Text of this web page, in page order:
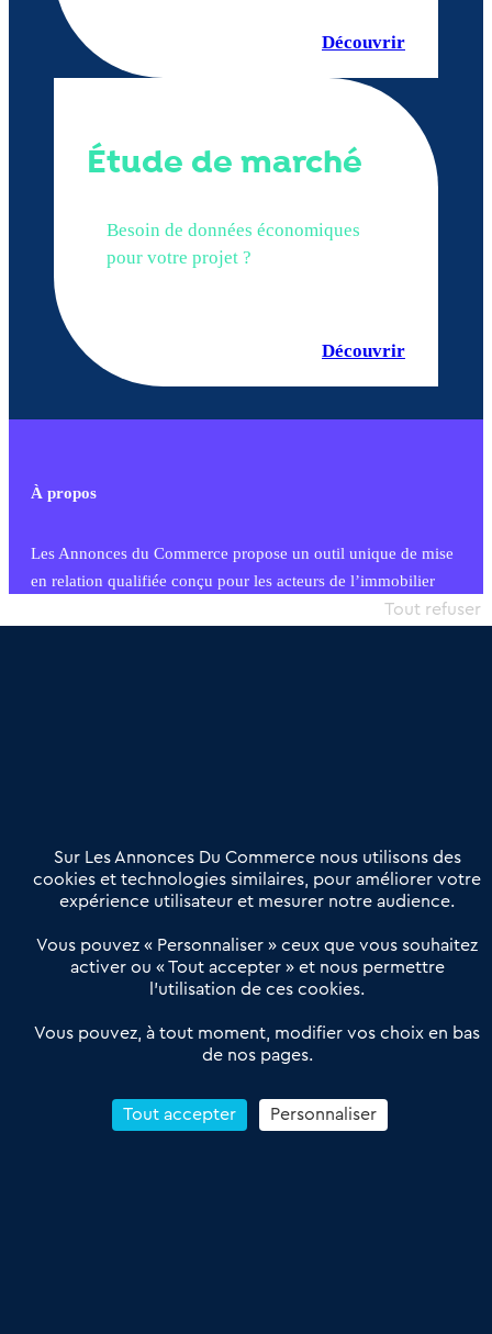
Découvrir
Étude de marché
Besoin de données économiques
pour votre projet ?
Découvrir
À propos
Les Annonces du Commerce propose un outil unique de mise
en relation qualifiée conçu pour les acteurs de l’immobilier
commercial et les collectivités territoriales, simple et intégrant
Offres Pro
Actualités
Qui sommes nous ?
Derniers articles
Réseau 3C : un partenaire national dédié aux transactions
Petitscommerces : Un partenariat au service du commerce de
proximité et des territoires
Reprendre un Restaurant Rapide
Sur Les Annonces Du Commerce nous utilisons des
cookies et technologies similaires, pour améliorer votre
expérience utilisateur et mesurer notre audience.
Vous pouvez « Personnaliser » ceux que vous souhaitez
activer ou « Tout accepter » et nous permettre
l’utilisation de ces cookies.
Vous pouvez, à tout moment, modifier vos choix en bas
de nos pages.
Tout accepter
Tout refuser
Personnaliser